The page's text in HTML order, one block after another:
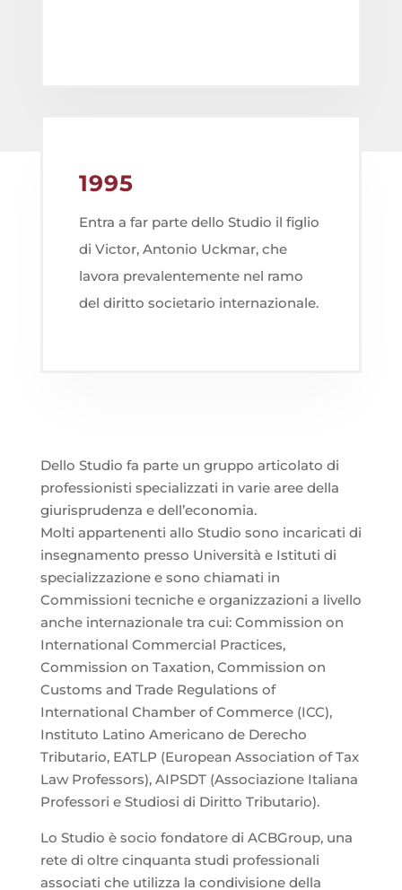
1995
Entra a far parte dello Studio il figlio
di Victor, Antonio Uckmar, che
lavora prevalentemente nel ramo
del diritto societario internazionale.
Dello Studio fa parte un gruppo articolato di
professionisti specializzati in varie aree della
giurisprudenza e dell’economia.
Molti appartenenti allo Studio sono incaricati di
insegnamento presso Università e Istituti di
specializzazione e sono chiamati in
Commissioni tecniche e organizzazioni a livello
anche internazionale tra cui: Commission on
International Commercial Practices,
Commission on Taxation, Commission on
Customs and Trade Regulations of
International Chamber of Commerce (ICC),
Instituto Latino Americano de Derecho
Tributario, EATLP (European Association of Tax
Law Professors), AIPSDT (Associazione Italiana
Professori e Studiosi di Diritto Tributario).
Lo Studio è socio fondatore di ACBGroup, una
rete di oltre cinquanta studi professionali
associati che utilizza la condivisione della